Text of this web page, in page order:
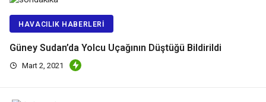
HAVACILIK HABERLERI
Güney Sudan’da Yolcu Uçağının Düştüğü Bildirildi
Mart 2, 2021